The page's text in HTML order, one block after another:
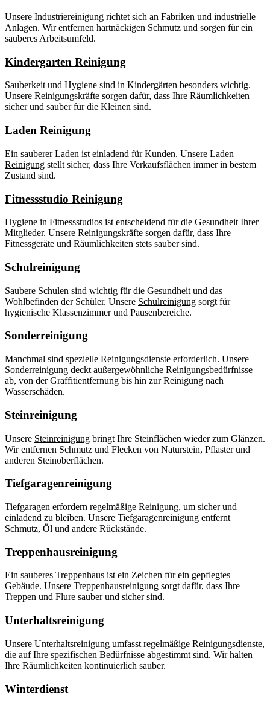
Unsere Industriereinigung richtet sich an Fabriken und industrielle
Anlagen. Wir entfernen hartnäckigen Schmutz und sorgen für ein
sauberes Arbeitsumfeld.
Kindergarten Reinigung
Sauberkeit und Hygiene sind in Kindergärten besonders wichtig.
Unsere Reinigungskräfte sorgen dafür, dass Ihre Räumlichkeiten
sicher und sauber für die Kleinen sind.
Laden Reinigung
Ein sauberer Laden ist einladend für Kunden. Unsere Laden
Reinigung stellt sicher, dass Ihre Verkaufsflächen immer in bestem
Zustand sind.
Fitnessstudio Reinigung
Hygiene in Fitnessstudios ist entscheidend für die Gesundheit Ihrer
Mitglieder. Unsere Reinigungskräfte sorgen dafür, dass Ihre
Fitnessgeräte und Räumlichkeiten stets sauber sind.
Schulreinigung
Saubere Schulen sind wichtig für die Gesundheit und das
Wohlbefinden der Schüler. Unsere Schulreinigung sorgt für
hygienische Klassenzimmer und Pausenbereiche.
Sonderreinigung
Manchmal sind spezielle Reinigungsdienste erforderlich. Unsere
Sonderreinigung deckt außergewöhnliche Reinigungsbedürfnisse
ab, von der Graffitientfernung bis hin zur Reinigung nach
Wasserschäden.
Steinreinigung
Unsere Steinreinigung bringt Ihre Steinflächen wieder zum Glänzen.
Wir entfernen Schmutz und Flecken von Naturstein, Pflaster und
anderen Steinoberflächen.
Tiefgaragenreinigung
Tiefgaragen erfordern regelmäßige Reinigung, um sicher und
einladend zu bleiben. Unsere Tiefgaragenreinigung entfernt
Schmutz, Öl und andere Rückstände.
Treppenhausreinigung
Ein sauberes Treppenhaus ist ein Zeichen für ein gepflegtes
Gebäude. Unsere Treppenhausreinigung sorgt dafür, dass Ihre
Treppen und Flure sauber und sicher sind.
Unterhaltsreinigung
Unsere Unterhaltsreinigung umfasst regelmäßige Reinigungsdienste,
die auf Ihre spezifischen Bedürfnisse abgestimmt sind. Wir halten
Ihre Räumlichkeiten kontinuierlich sauber.
Winterdienst